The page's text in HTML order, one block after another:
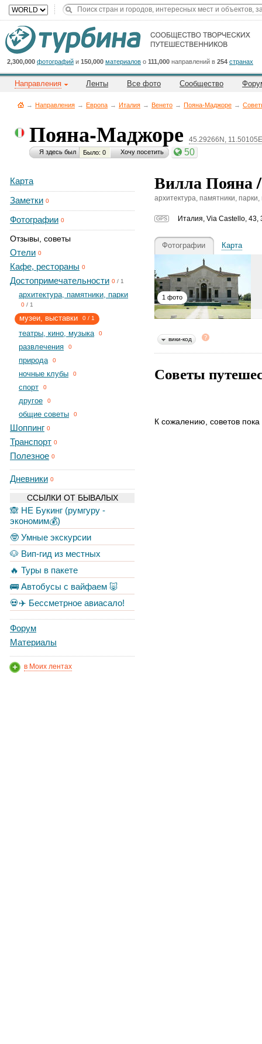
2,300,000 фотографий и 150,000 материалов о 111,000 направлений в 254 странах
Направления Ленты Все фото Сообщество
→ Направления → Европа → Италия → Венето → Пояна-Маджоре →
Пояна-Маджоре 45.29266N, 11.50105E
Я здесь был Было: 0 Хочу посетить 50
Карта
Заметки 0
Фотографии 0
Отзывы, советы
Отели 0
Кафе, рестораны 0
Достопримечательности 0 / 1
архитектура, памятники, парки
0 / 1
музеи, выставки 0 / 1
театры, кино, музыка 0
развлечения 0
природа 0
ночные клубы 0
спорт 0
другое 0
общие советы 0
Шоппинг 0
Транспорт 0
Полезное 0
Дневники 0
ССЫЛКИ ОТ БЫВАЛЫХ
🙈 НЕ Букинг (румгуру -
экономим💰)
🤓 Умные экскурсии
🐶 Вип-гид из местных
🔥 Туры в пакете
🚌 Автобусы с вайфаем 🐷
💀✈️ Бессметрное авиасало!
Форум
Материалы
в Моих лентах
Вилла Пояна
архитектура, памятники,
GPS Италия, Via Castello, 43,
Фотографии Карта
1 фото
вики-код
Советы
К сожалению, советов пока
Cейчас
на
сайте:
Title
Button